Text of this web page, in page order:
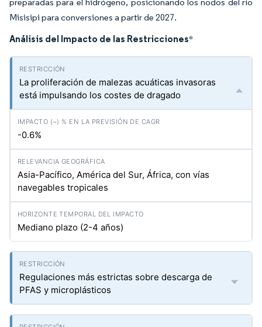
Misisipi para conversiones a partir de 2027.
Análisis del Impacto de las Restricciones*
La proliferación de malezas acuáticas invasoras
está impulsando los costes de dragado
-0.6%
Asia-Pacífico, América del Sur, África, con vías
navegables tropicales
Mediano plazo (2-4 años)
Regulaciones más estrictas sobre descarga de
PFAS y microplásticos